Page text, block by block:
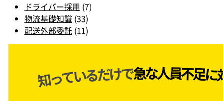
ドライバー採用 (7)
物流基礎知識 (33)
配送外部委託 (11)